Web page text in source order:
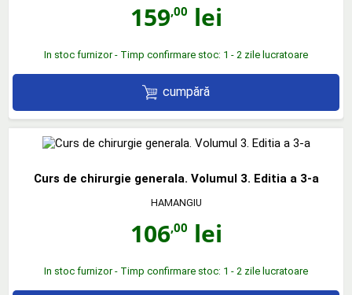
159,00 lei
In stoc furnizor - Timp confirmare stoc: 1 - 2 zile lucratoare
cumpără
Curs de chirurgie generala. Volumul 3. Editia a 3-a
HAMANGIU
106,00 lei
In stoc furnizor - Timp confirmare stoc: 1 - 2 zile lucratoare